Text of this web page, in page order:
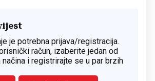
je potrebna prijava/registracija.
račun, izaberite jedan od
načina i registrirajte se u par brzih